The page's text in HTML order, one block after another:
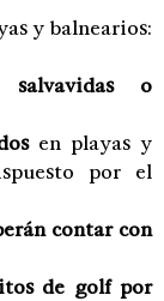
y balnearios:
salvavidas o
en playas y
por el
contar con
de golf por